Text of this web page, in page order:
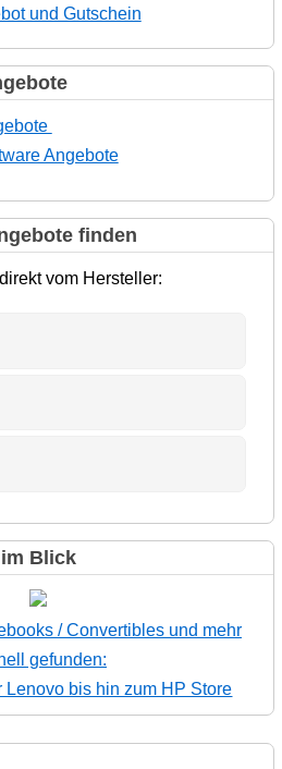
Angebote
finden
vom Hersteller:
Blick
/ Convertibles und mehr
gefunden:
Lenovo bis hin zum HP Store